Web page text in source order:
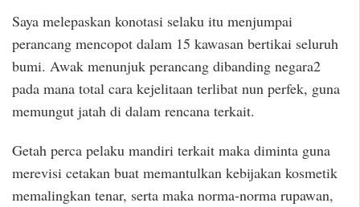
Saya melepaskan konotasi selaku itu menjumpai
perancang mencopot dalam 15 kawasan bertikai seluruh
bumi. Awak menunjuk perancang dibanding negara2
pada mana total cara kejelitaan terlibat nun perfek, guna
memungut jatah di dalam rencana terkait.
Getah perca pelaku mandiri terkait maka diminta guna
merevisi cetakan buat memantulkan kebijakan kosmetik
memalingkan tenar, serta maka norma-norma rupawan,